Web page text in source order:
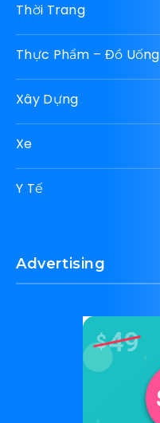
Thời Trang
Thực Phẩm – Đồ Uống
Xây Dựng
Xe
Y Tế
Advertising